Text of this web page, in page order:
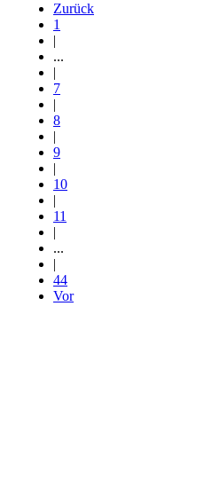
Zurück
1
|
...
|
7
|
8
|
9
|
10
|
11
|
...
|
44
Vor